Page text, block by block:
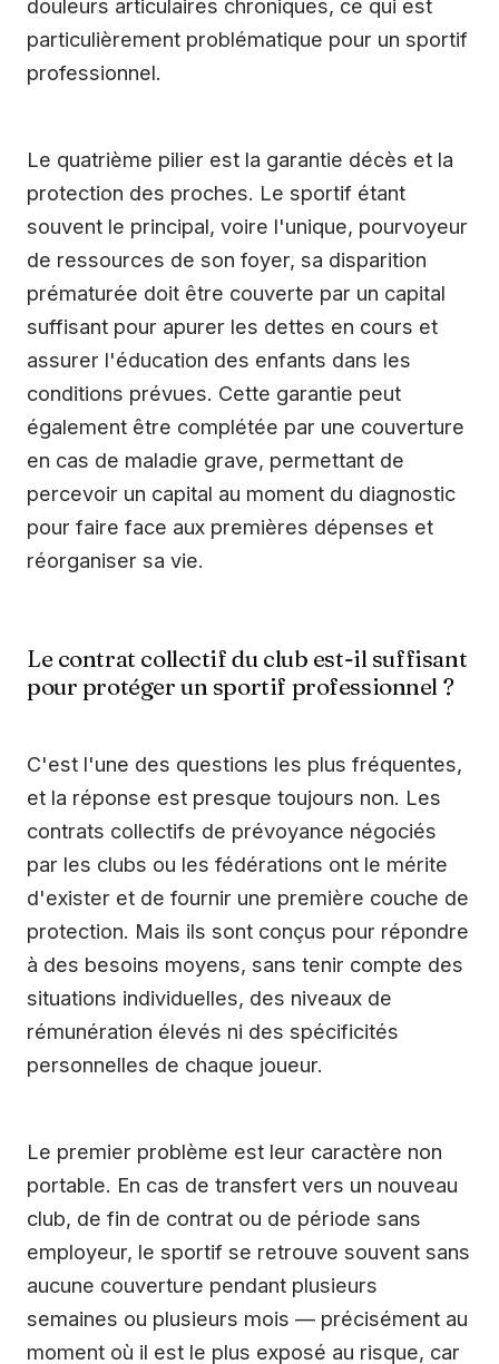
douleurs articulaires chroniques, ce qui est
particulièrement problématique pour un sportif
professionnel.
Le quatrième pilier est la garantie décès et la
protection des proches. Le sportif étant
souvent le principal, voire l'unique, pourvoyeur
de ressources de son foyer, sa disparition
prématurée doit être couverte par un capital
suffisant pour apurer les dettes en cours et
assurer l'éducation des enfants dans les
conditions prévues. Cette garantie peut
également être complétée par une couverture
en cas de maladie grave, permettant de
percevoir un capital au moment du diagnostic
pour faire face aux premières dépenses et
réorganiser sa vie.
Le contrat collectif du club est-il suffisant
pour protéger un sportif professionnel ?
C'est l'une des questions les plus fréquentes,
et la réponse est presque toujours non. Les
contrats collectifs de prévoyance négociés
par les clubs ou les fédérations ont le mérite
d'exister et de fournir une première couche de
protection. Mais ils sont conçus pour répondre
à des besoins moyens, sans tenir compte des
situations individuelles, des niveaux de
rémunération élevés ni des spécificités
personnelles de chaque joueur.
Le premier problème est leur caractère non
portable. En cas de transfert vers un nouveau
club, de fin de contrat ou de période sans
employeur, le sportif se retrouve souvent sans
aucune couverture pendant plusieurs
semaines ou plusieurs mois — précisément au
moment où il est le plus exposé au risque, car